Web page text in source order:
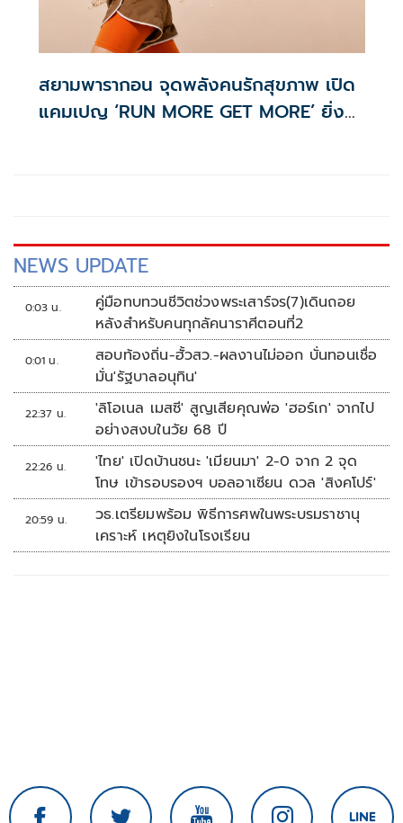
สยามพารากอน จุดพลังคนรักสุขภาพ เปิด
แคมเปญ ‘RUN MORE GET MORE’ ยิ่ง
NEWS UPDATE
0:03 น.
คู่มือทบทวนชีวิตช่วงพระเสาร์จร(7)เดินถอย
หลังสำหรับคนทุกลัคนาราศีตอนที่2
0:01 น.
สอบท้องถิ่น-ฮั้วสว.-ผลงานไม่ออก บั่นทอนเชื่อ
มั่น'รัฐบาลอนุทิน'
22:37 น.
'ลิโอเนล เมสซี' สูญเสียคุณพ่อ 'ฮอร์เก' จากไป
อย่างสงบในวัย 68 ปี
22:26 น.
'ไทย' เปิดบ้านชนะ 'เมียนมา' 2-0 จาก 2 จุด
โทษ เข้ารอบรองฯ บอลอาเซียน ดวล 'สิงคโปร์'
20:59 น.
วธ.เตรียมพร้อม พิธีการศพในพระบรมราชานุ
เคราะห์ เหตุยิงในโรงเรียน